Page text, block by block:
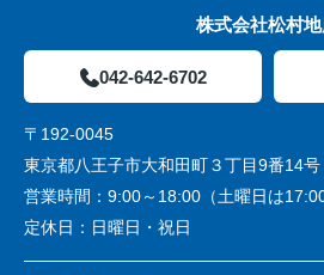
株式会社松村
042-642-6702
〒192-0045
東京都八王子市大和田町３丁目9番14号
営業時間： 9:00～18:00（土曜日は17:00
定休日： 日曜日・祝日